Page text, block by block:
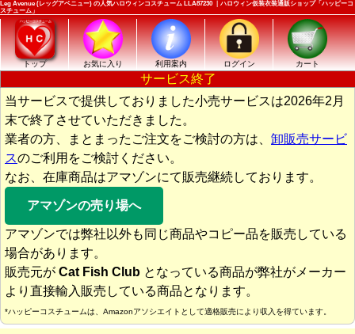
Leg Avenue (レッグアベニュー) の人気ハロウィンコスチューム LLA87230 ｜ハロウィン仮装衣装通販ショップ「ハッピーコ
スチューム」
トップ お気に入り 利用案内 ログイン カート
サービス終了
当サービスで提供しておりました小売サービスは2026年2月
末で終了させていただきました。
業者の方、まとまったご注文をご検討の方は、 卸販売サービ
スのご利用をご検討ください。
なお、在庫商品はアマゾンにて販売継続しております。
アマゾンの売り場へ
アマゾンでは弊社以外も同じ商品やコピー品を販売している
場合があります。
販売元が Cat Fish Club となっている商品が弊社がメーカー
より直接輸入販売している商品となります。
*ハッピーコスチュームは、Amazonアソシエイトとして適格販売により収入を得ています。